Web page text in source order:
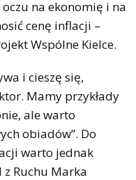
na ekonomię i na
cenę inflacji –
Wspólne Kielce.
i cieszę się,
Mamy przykłady
ale warto
obiadów”. Do
warto jednak
z Ruchu Marka